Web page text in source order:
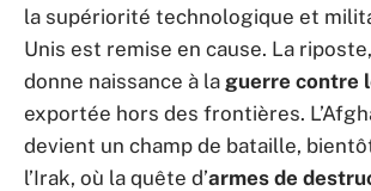
la supériorité technologique et
Unis est remise en cause. La
donne naissance à la guerre contre
exportée hors des frontières.
devient un champ de bataille,
l’Irak, où la quête d’armes de